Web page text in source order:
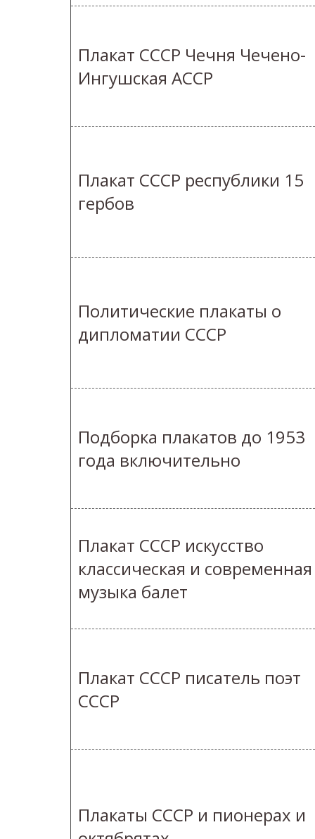
Плакат СССР Чечня Чечено-
Ингушская АССР
Плакат СССР республики 15
гербов
Политические плакаты о
дипломатии СССР
Подборка плакатов до 1953
года включительно
Плакат СССР искусство
классическая и современная
музыка балет
Плакат СССР писатель поэт
СССР
Плакаты СССР и пионерах и